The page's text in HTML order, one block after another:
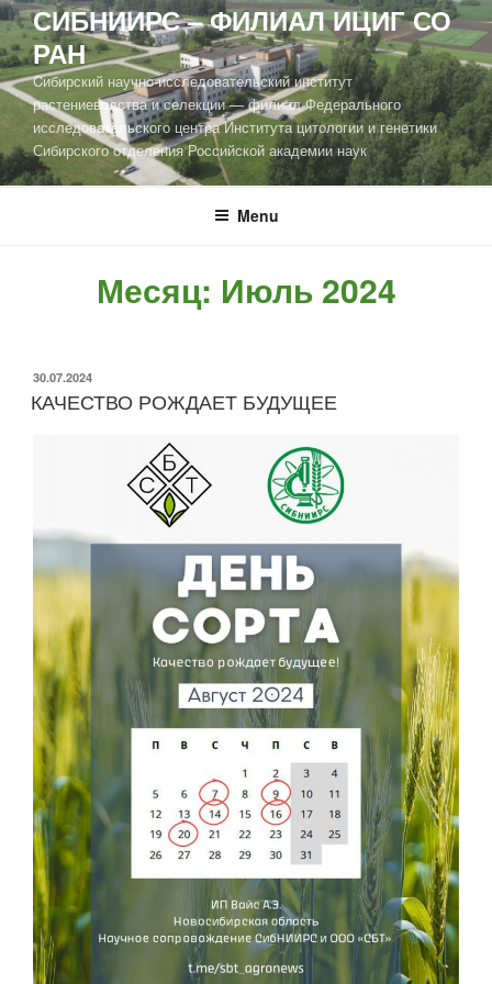
СИБНИИРС – ФИЛИАЛ ИЦИГ СО
РАН
Cибирский научно-исследовательский институт
растениеводства и селекции — филиал Федерального
исследовательского центра Института цитологии и генетики
Сибирского отделения Российской академии наук
Menu
Месяц: Июль 2024
30.07.2024
КАЧЕСТВО РОЖДАЕТ БУДУЩЕЕ